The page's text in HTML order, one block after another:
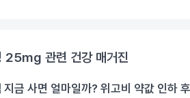
25mg 관련 건강 매거진
지금 사면 얼마일까? 위고비 약값 인하